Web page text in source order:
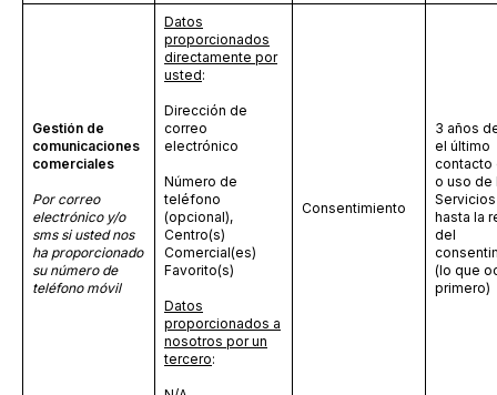
Gestión de
comunicaciones
comerciales
Por correo
electrónico y/o
sms si usted nos
ha proporcionado
su número de
teléfono móvil
Datos
proporcionados
directamente por
usted:
Dirección de
correo
electrónico
Número de
teléfono
(opcional),
Centro(s)
Comercial(es)
Favorito(s)
Datos
proporcionados a
nosotros por un
tercero:
Consentimiento
3 años
el último
contacto
o uso de
hasta la
del
(lo que
primero)